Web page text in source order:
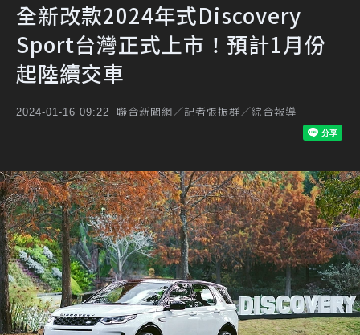
全新改款2024年式Discovery
Sport台灣正式上市！預計1月份
起陸續交車
2024-01-16 09:22 聯合新聞網／記者張振群／綜合報導